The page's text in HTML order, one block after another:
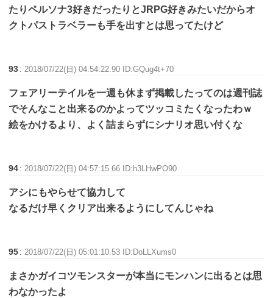
たりペルソナ3好きだったりとJRPG好きみたいだからオ
クトパストラベラーも手を出すとは思ってたけど
93 :2018/07/22(日) 04:54:22.90 ID:GQug4t+70
フェアリーテイルを一週も休まず掲載したってのは週刊誌
でそんなこと出来るのかよってツッコミたくなったわｗ
絵をかけるより、よく詰まらずにシナリオ思い付くな
94 :2018/07/22(日) 04:57:15.66 ID:h3LHwPO90
アシにもやらせて協力して
なるだけ早くクリア出来るようにしてんじゃね
95 :2018/07/22(日) 05:01:10.53 ID:DoLLXums0
まさかガイコツモンスターが本当にモンハンに出るとは思
わなかったよ